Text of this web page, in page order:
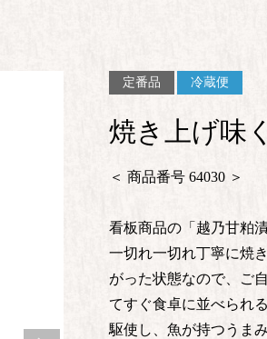
定番品 冷蔵便
焼き上げ味
商品番号 64030
看板商品の「越乃甘粕
一切れ一切れ丁寧に焼
がった状態なので、ご
てすぐ食卓に並べられ
駆使し、魚が持つうま